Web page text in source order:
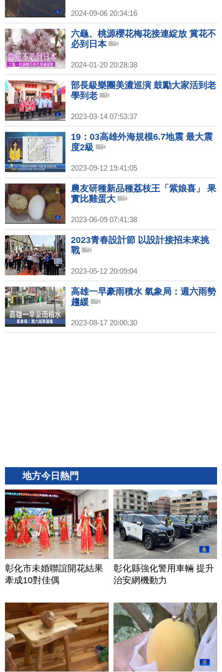
2024-09-06 20:34:16
六龜、桃源櫻花梅花接連綻放 賞花不
必到日本
2024-01-20 20:28:38
部長級樂團美濃巡演 鼓勵大家活到老
學到老
2023-03-14 07:53:37
19：03高雄外海規模6.7地震 最大震
度2級
2023-09-12 19:41:05
農友研種新品種荔枝王「紫娘喜」 果
實比雞蛋大
2023-06-09 07:41:38
2023青春設計節 以設計接招未來挑
戰
2023-05-12 20:09:04
高雄一早豪雨積水 氣象局：週六雨勢
趨緩
2023-08-17 20:00:30
地方今日熱門
彰化市未婚聯誼開花結果
牽成10對佳偶
彰化縣強化警用車輛 提升
治安網機動力